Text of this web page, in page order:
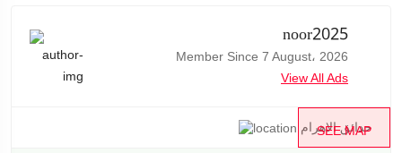
noor2025
Member Since 7 August، 2026
View All Ads
SEE MAP
حدائق الاهرام